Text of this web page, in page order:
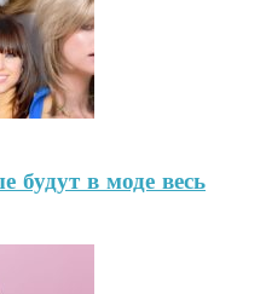
будут в моде весь